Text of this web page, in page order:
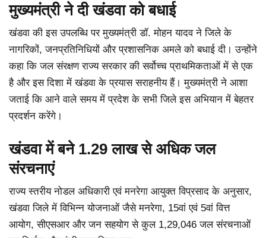
मुख्यमंत्री ने दी खंडवा को बधाई
खंडवा की इस उपलब्धि पर मुख्यमंत्री डॉ. मोहन यादव ने जिले के
नागरिकों, जनप्रतिनिधियों और प्रशासनिक अमले को बधाई दी। उन्होंने
कहा कि जल संरक्षण राज्य सरकार की सर्वोच्च प्राथमिकताओं में से एक
है और इस दिशा में खंडवा के प्रयास सराहनीय हैं। मुख्यमंत्री ने आशा
जताई कि आने वाले समय में प्रदेश के सभी जिले इस अभियान में बेहतर
प्रदर्शन करेंगे।
खंडवा में बने 1.29 लाख से अधिक जल
संरचनाएं
राज्य स्तरीय नोडल अधिकारी एवं मनरेगा आयुक्त विप्रसाद के अनुसार,
खंडवा जिले में विभिन्न योजनाओं जैसे मनरेगा, 15वां एवं 5वां वित्त
आयोग, सीएसआर और जन सहयोग से कुल 1,29,046 जल संरचनाओं